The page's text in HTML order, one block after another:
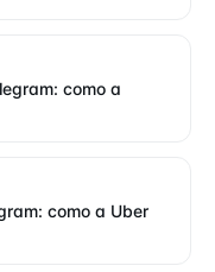
como a
como a Uber